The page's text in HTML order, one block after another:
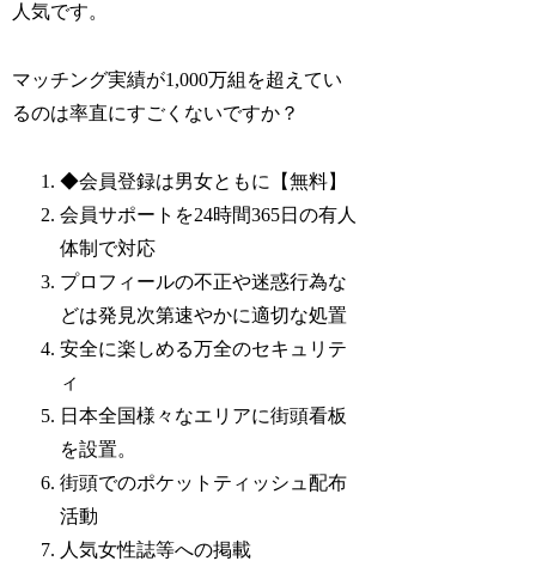
人気です。
マッチング実績が1,000万組を超えてい
るのは率直にすごくないですか？
◆会員登録は男女ともに【無料】
会員サポートを24時間365日の有人
体制で対応
プロフィールの不正や迷惑行為な
どは発見次第速やかに適切な処置
安全に楽しめる万全のセキュリテ
ィ
日本全国様々なエリアに街頭看板
を設置。
街頭でのポケットティッシュ配布
活動
人気女性誌等への掲載